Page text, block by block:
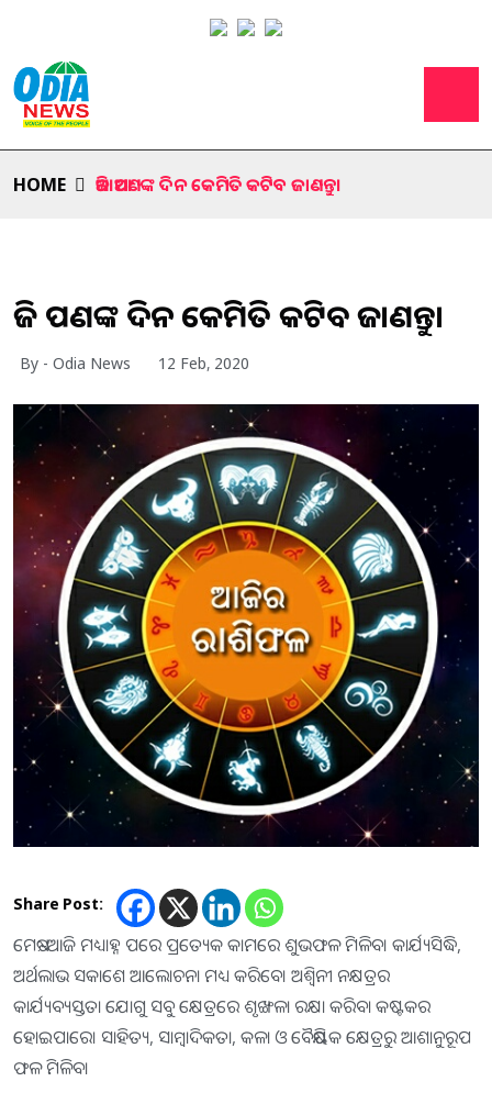
HOME ଆଜି ଆପଣଙ୍କ ଦିନ କେମିତି କଟିବ ଜାଣନ୍ତୁ।
ଆଜି ଆପଣଙ୍କ ଦିନ କେମିତି କଟିବ ଜାଣନ୍ତୁ।
By - Odia News 12 Feb, 2020
Share Post:
ମେଷ:-ଆଜି ମଧ୍ୟାହ୍ନ ପରେ ପ୍ରତ୍ୟେକ କାମରେ ଶୁଭଫଳ ମିଳିବ। କାର୍ଯ୍ୟସିଦ୍ଧି,
ଅର୍ଥଲାଭ ସକାଶେ ଆଲୋଚନା ମଧ୍ୟ କରିବେ। ଅଶ୍ୱିନୀ ନକ୍ଷତ୍ରର
କାର୍ଯ୍ୟବ୍ୟସ୍ତତା ଯୋଗୁ ସବୁ କ୍ଷେତ୍ରରେ ଶୃଙ୍ଖଳା ରକ୍ଷା କରିବା କଷ୍ଟକର
ହୋଇପାରେ। ସାହିତ୍ୟ, ସାମ୍ବାଦିକତା, କଳା ଓ ବୈଷୟିକ କ୍ଷେତ୍ରରୁ ଆଶାନୁରୂପ
ଫଳ ମିଳିବ।